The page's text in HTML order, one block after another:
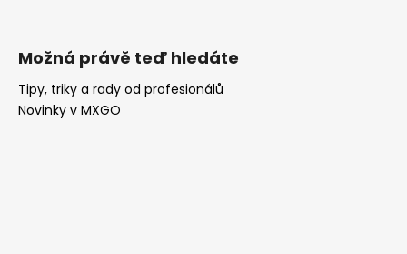
Možná právě teď hledáte
Tipy, triky a rady od profesionálů
Novinky v MXGO